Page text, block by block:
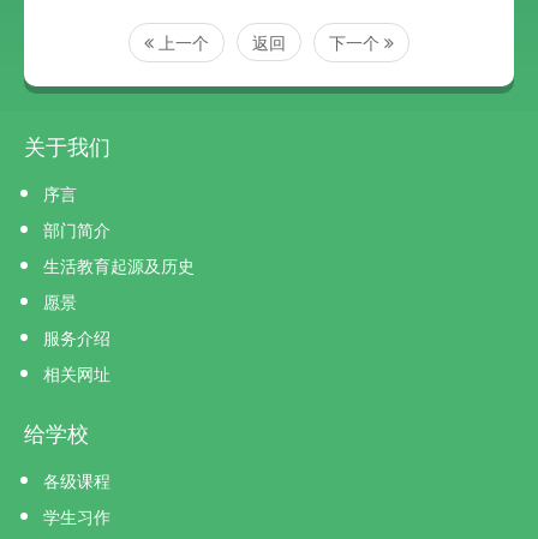
上一个 返回 下一个
关于我们
序言
部门简介
生活教育起源及历史
愿景
服务介绍
相关网址
给学校
各级课程
学生习作